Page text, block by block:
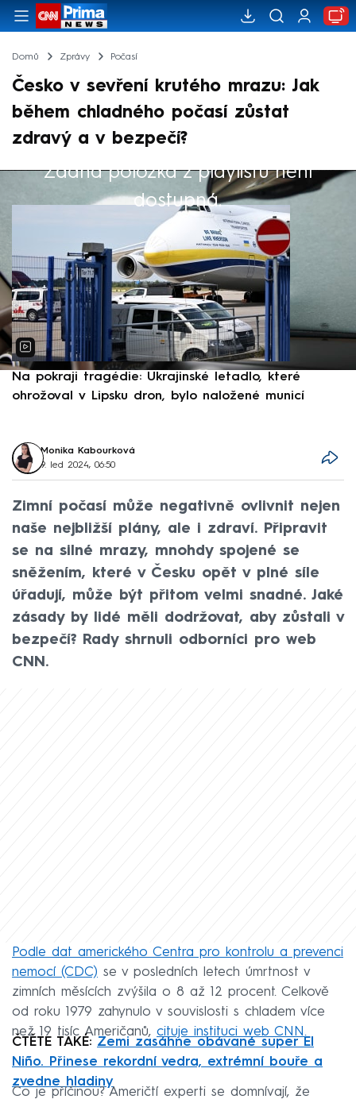
Domů Zprávy Počasí
Česko v sevření krutého mrazu: Jak
během chladného počasí zůstat
zdravý a v bezpečí?
Žádná položka z playlistu není
dostupná.
Výběr redakce
Na pokraji tragédie: Ukrajinské letadlo, které
ohrožoval v Lipsku dron, bylo naložené municí
Monika Kabourková
9. led 2024, 06:50
Zimní počasí může negativně ovlivnit nejen
naše nejbližší plány, ale i zdraví. Připravit
se na silné mrazy, mnohdy spojené se
sněžením, které v Česku opět v plné síle
úřadují, může být přitom velmi snadné. Jaké
zásady by lidé měli dodržovat, aby zůstali v
bezpečí? Rady shrnuli odborníci pro web
CNN.
Podle dat amerického Centra pro kontrolu a prevenci
nemocí (CDC) se v posledních letech úmrtnost v
zimních měsících zvýšila o 8 až 12 procent. Celkově
od roku 1979 zahynulo v souvislosti s chladem více
než 19 tisíc Američanů, cituje instituci web CNN.
ČTĚTE TAKÉ: Zemi zasáhne obávané super El
Niño. Přinese rekordní vedra, extrémní bouře a
zvedne hladiny
Co je příčinou? Američtí experti se domnívají, že